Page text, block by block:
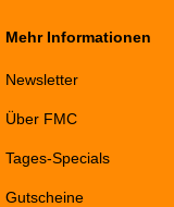
Mehr Informationen
Newsletter
Über FMC
Tages-Specials
Gutscheine